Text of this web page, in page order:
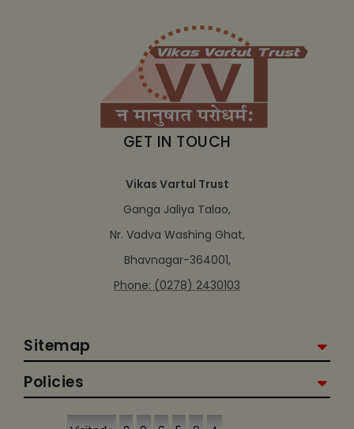
GET IN TOUCH
Vikas Vartul Trust
Ganga Jaliya Talao,
Nr. Vadva Washing Ghat,
Bhavnagar-364001,
Phone: (0278) 2430103
Sitemap
Policies